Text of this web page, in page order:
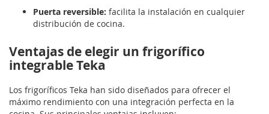
Puerta reversible: facilita la instalación en cualquier
distribución de cocina.
Ventajas de elegir un frigorífico
integrable Teka
Los frigoríficos Teka han sido diseñados para ofrecer el
máximo rendimiento con una integración perfecta en la